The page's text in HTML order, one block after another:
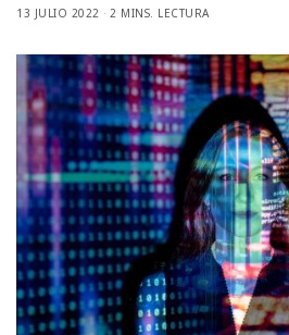
13 JULIO 2022
2 MINS. LECTURA